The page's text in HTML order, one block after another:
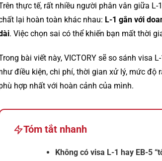
thực tế, rất nhiều người phân vân giữa
lại hoàn toàn khác nhau: L-1 gắn với
. Việc chọn sai có thể khiến bạn mất thời
bài viết này, VICTORY sẽ so sánh visa
điều kiện, chi phí, thời gian xử lý, mức
hợp nhất với hoàn cảnh của mình.
Tóm tắt nhanh
Không có visa L-1 hay EB-5